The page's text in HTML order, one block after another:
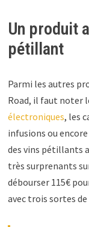
Un produit
pétillant
Parmi les autres
Road, il faut noter
électroniques, les
infusions ou
des vins pétillants
très surprenants
débourser 115€
avec trois sortes de